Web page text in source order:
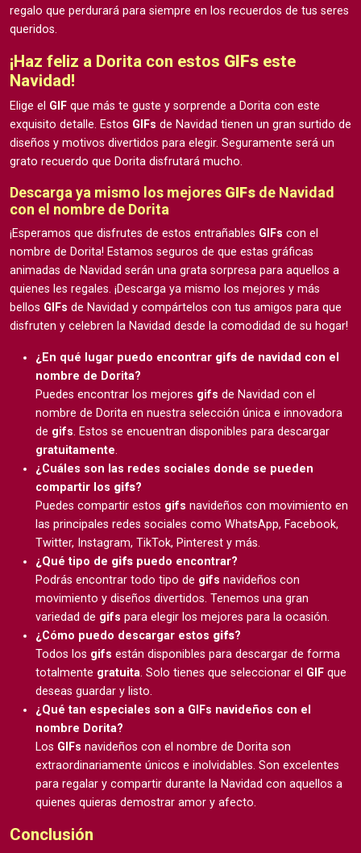
regalo que perdurará para siempre en los recuerdos de tus seres
queridos.
¡Haz feliz a Dorita con estos GIFs este
Navidad!
Elige el GIF que más te guste y sorprende a Dorita con este
exquisito detalle. Estos GIFs de Navidad tienen un gran surtido de
diseños y motivos divertidos para elegir. Seguramente será un
grato recuerdo que Dorita disfrutará mucho.
Descarga ya mismo los mejores GIFs de Navidad
con el nombre de Dorita
¡Esperamos que disfrutes de estos entrañables GIFs con el
nombre de Dorita! Estamos seguros de que estas gráficas
animadas de Navidad serán una grata sorpresa para aquellos a
quienes les regales. ¡Descarga ya mismo los mejores y más
bellos GIFs de Navidad y compártelos con tus amigos para que
disfruten y celebren la Navidad desde la comodidad de su hogar!
¿En qué lugar puedo encontrar gifs de navidad con el
nombre de Dorita?
Puedes encontrar los mejores gifs de Navidad con el
nombre de Dorita en nuestra selección única e innovadora
de gifs. Estos se encuentran disponibles para descargar
gratuitamente.
¿Cuáles son las redes sociales donde se pueden
compartir los gifs?
Puedes compartir estos gifs navideños con movimiento en
las principales redes sociales como WhatsApp, Facebook,
Twitter, Instagram, TikTok, Pinterest y más.
¿Qué tipo de gifs puedo encontrar?
Podrás encontrar todo tipo de gifs navideños con
movimiento y diseños divertidos. Tenemos una gran
variedad de gifs para elegir los mejores para la ocasión.
¿Cómo puedo descargar estos gifs?
Todos los gifs están disponibles para descargar de forma
totalmente gratuita. Solo tienes que seleccionar el GIF que
deseas guardar y listo.
¿Qué tan especiales son a GIFs navideños con el
nombre Dorita?
Los GIFs navideños con el nombre de Dorita son
extraordinariamente únicos e inolvidables. Son excelentes
para regalar y compartir durante la Navidad con aquellos a
quienes quieras demostrar amor y afecto.
Conclusión